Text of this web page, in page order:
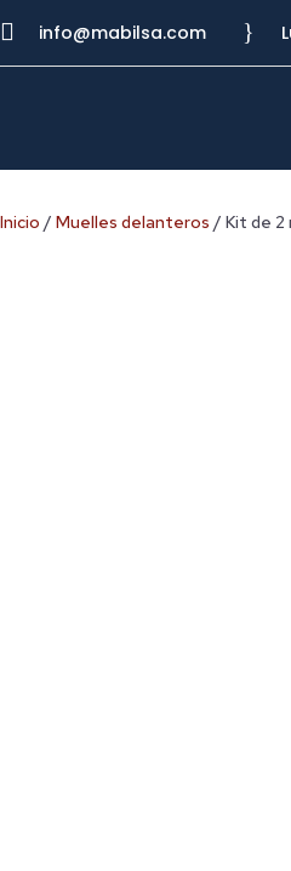
 info@mabilsa.com }
Inicio / Muelles delanteros / Kit de 2